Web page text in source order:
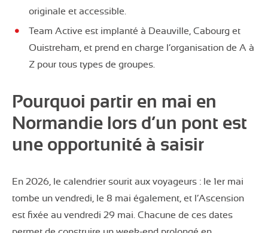
originale et accessible.
Team Active est implanté à Deauville, Cabourg et
Ouistreham, et prend en charge l’organisation de A à
Z pour tous types de groupes.
Pourquoi partir en mai en
Normandie lors d’un pont est
une opportunité à saisir
En 2026, le calendrier sourit aux voyageurs : le 1er mai
tombe un vendredi, le 8 mai également, et l’Ascension
est fixée au vendredi 29 mai. Chacune de ces dates